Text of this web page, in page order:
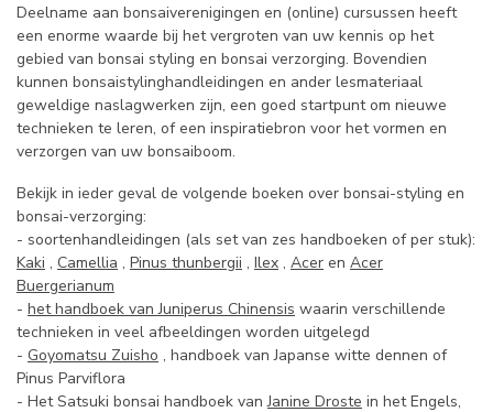
Deelname aan bonsaiverenigingen en (online) cursussen heeft
een enorme waarde bij het vergroten van uw kennis op het
gebied van bonsai styling en bonsai verzorging. Bovendien
kunnen bonsaistylinghandleidingen en ander lesmateriaal
geweldige naslagwerken zijn, een goed startpunt om nieuwe
technieken te leren, of een inspiratiebron voor het vormen en
verzorgen van uw bonsaiboom.
Bekijk in ieder geval de volgende boeken over bonsai-styling en
bonsai-verzorging:
- soortenhandleidingen (als set van zes handboeken of per stuk):
Kaki , Camellia , Pinus thunbergii , Ilex , Acer en Acer
Buergerianum
- het handboek van Juniperus Chinensis waarin verschillende
technieken in veel afbeeldingen worden uitgelegd
- Goyomatsu Zuisho , handboek van Japanse witte dennen of
Pinus Parviflora
- Het Satsuki bonsai handboek vanJanine Droste in het Engels,